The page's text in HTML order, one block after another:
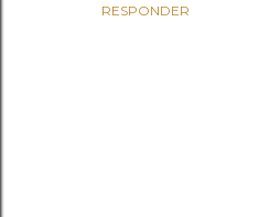
RESPONDER